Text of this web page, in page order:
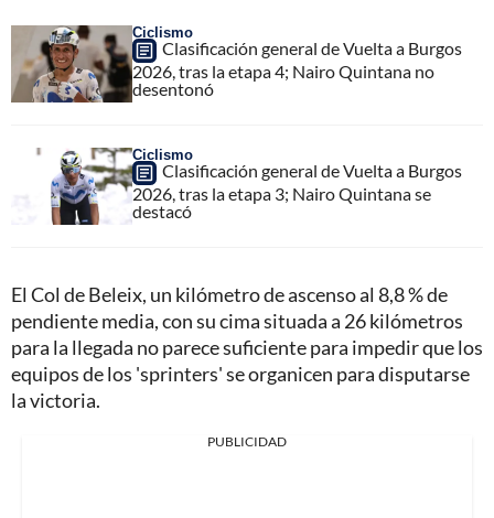
Ciclismo
Clasificación general de Vuelta a Burgos
2026, tras la etapa 4; Nairo Quintana no
desentonó
Ciclismo
Clasificación general de Vuelta a Burgos
2026, tras la etapa 3; Nairo Quintana se
destacó
El Col de Beleix, un kilómetro de ascenso al 8,8 % de
pendiente media, con su cima situada a 26 kilómetros
para la llegada no parece suficiente para impedir que los
equipos de los 'sprinters' se organicen para disputarse
la victoria.
PUBLICIDAD